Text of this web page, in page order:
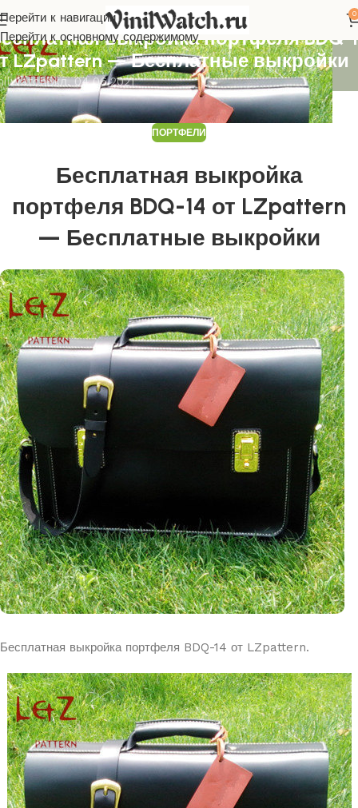
Перейти к навигации
Перейти к основному содержимому
0
выкройка портфеля BDQ-
LZpattern — Бесплатные выкройки
Вкл. 04.06.2021
ПОРТФЕЛИ
Бесплатная выкройка
портфеля BDQ-14 от LZpattern
— Бесплатные выкройки
Бесплатная выкройка портфеля BDQ-14 от LZpattern.